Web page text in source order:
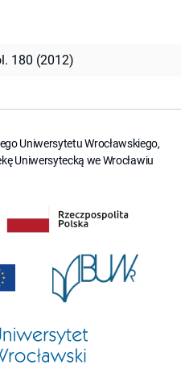
180 (2012)
Uniwersytetu Wrocławskiego,
Uniwersytecką we Wrocławiu